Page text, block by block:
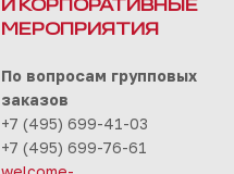
И КОРПОРАТИВНЫЕ
МЕРОПРИЯТИЯ
По вопросам групповых
заказов
+7 (495) 699-41-03
+7 (495) 699-76-61